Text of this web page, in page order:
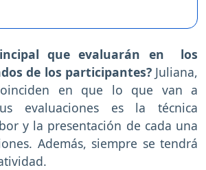
que evaluarán en los
de los participantes?Juliana,
en que lo que van a
evaluaciones es la técnica
y la presentación de cada una
Además, siempre se tendrá